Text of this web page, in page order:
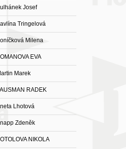
Josef
Tringelová
Milena
EVA
Marek
RADEK
Lhotová
Zdeněk
NIKOLA